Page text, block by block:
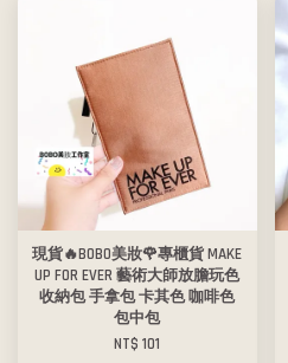
現貨🔥BOBO美妝🌹專櫃貨 MAKE
UP FOR EVER 藝術大師放膽玩色
收納包 手拿包 卡其色 咖啡色
包中包
NT$ 101